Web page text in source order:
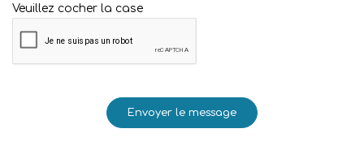
Veuillez cocher la case
Envoyer le message